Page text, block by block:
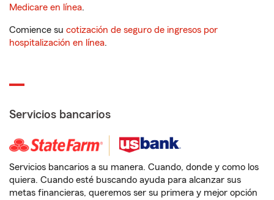
Medicare en línea.
Comience su cotización de seguro de ingresos por
hospitalización en línea.
Servicios bancarios
Servicios bancarios a su manera. Cuando, donde y como los
quiera. Cuando esté buscando ayuda para alcanzar sus
metas financieras, queremos ser su primera y mejor opción